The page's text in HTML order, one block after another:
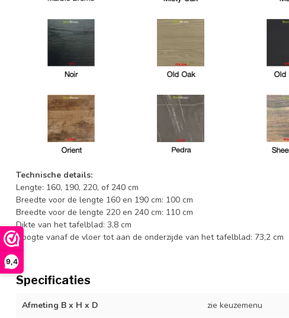
9,4
Technische details:
Lengte: 160, 190, 220, of 240 cm
Breedte voor de lengte 160 en 190 cm: 100 cm
Breedte voor de lengte 220 en 240 cm: 110 cm
Dikte van het tafelblad: 3,8 cm
Hoogte vanaf de vloer tot aan de onderzijde van het tafelblad: 73,2 cm
Specificaties
Afmeting B x H x D zie keuzemenu